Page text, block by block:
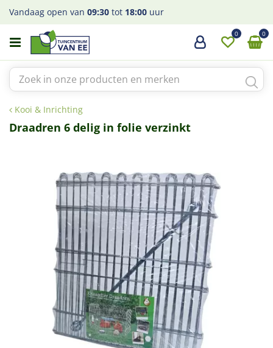
a
Kooi & Inrichting
Vandaag open van 09:30 tot 18:00 uur
Draadren 6 delig in folie verzinkt